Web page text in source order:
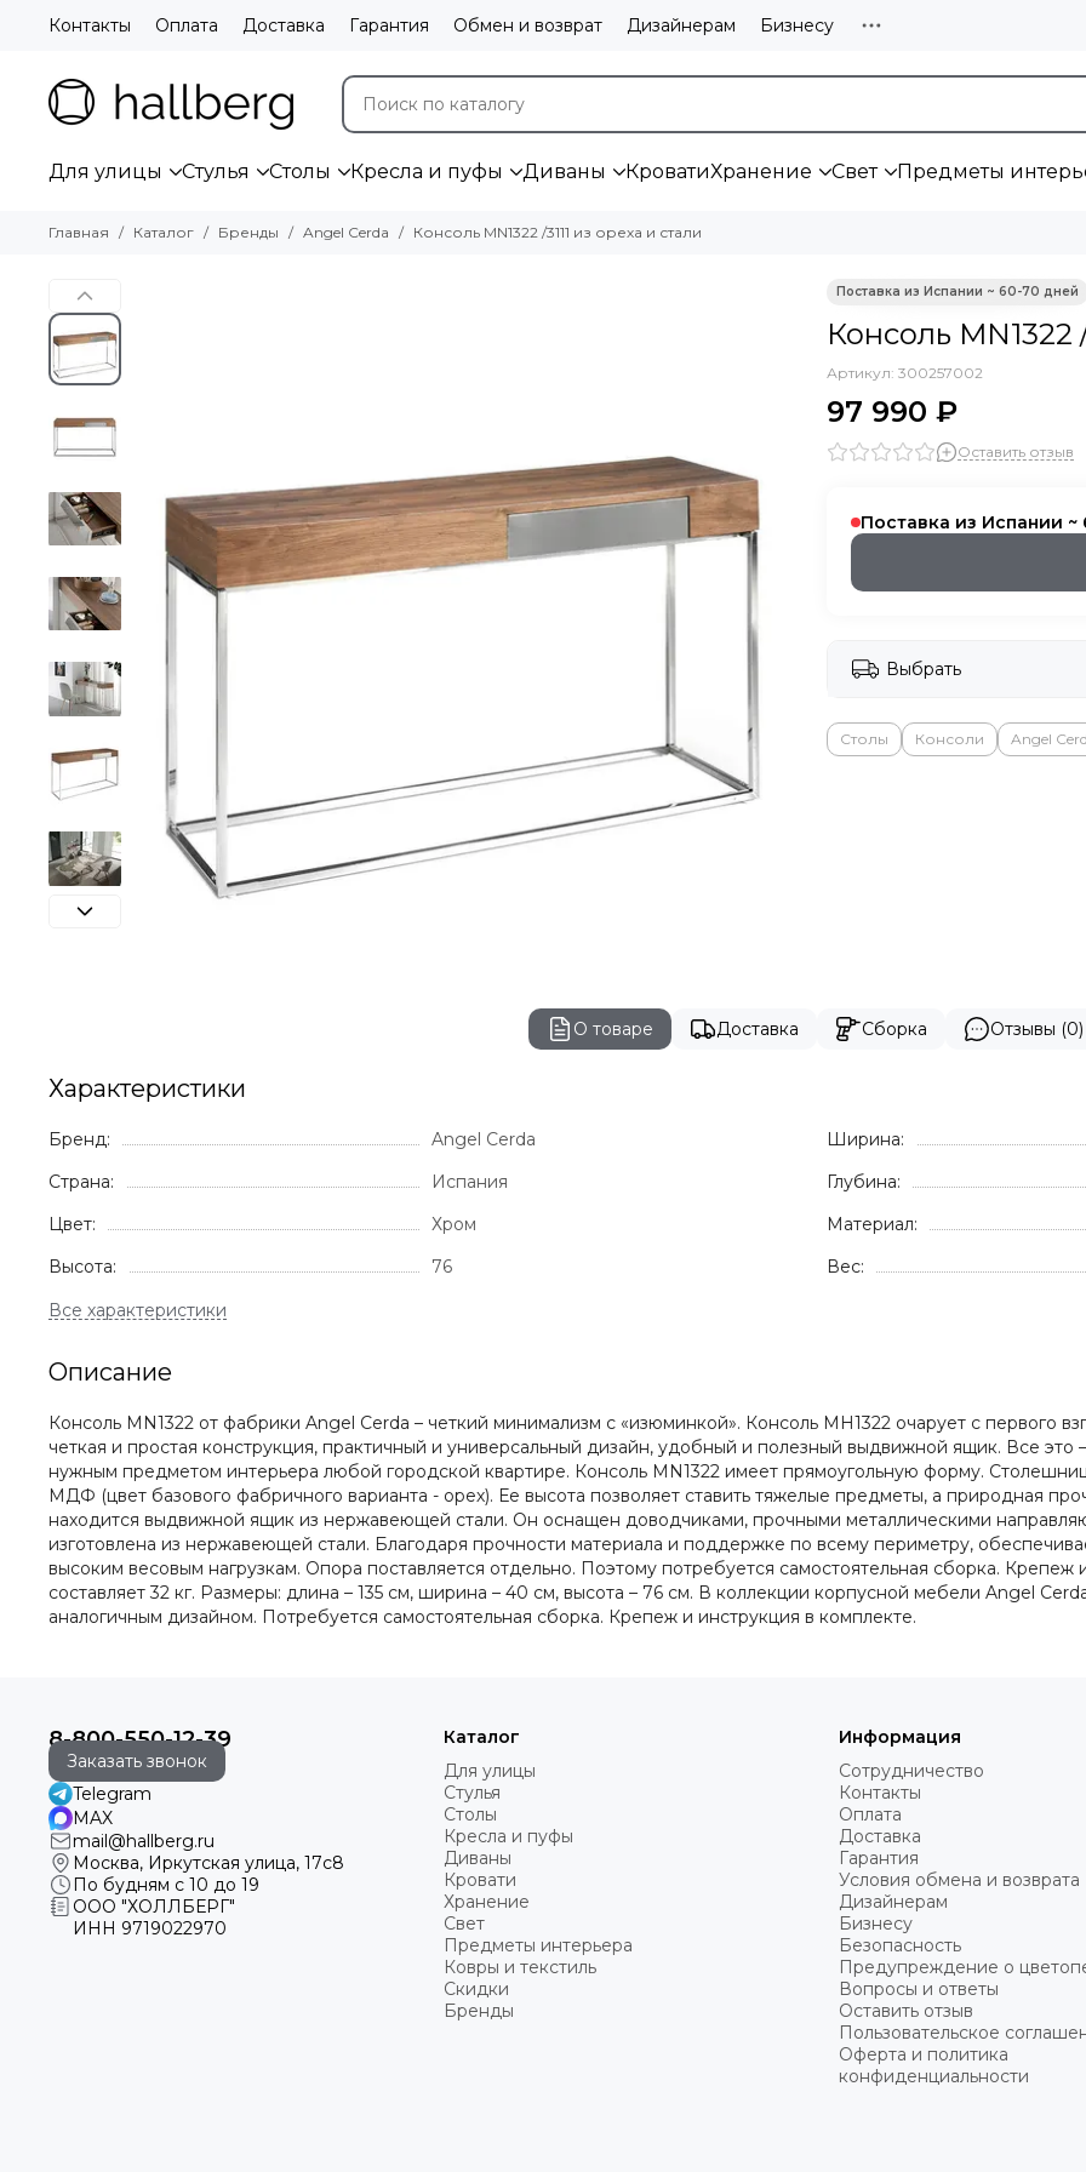
Контакты Оплата Доставка Гарантия Обмен и возврат Дизайнерам Бизнесу
Для улицы Стулья Столы Кресла и пуфы Диваны КроватиХранение Свет Предметы
Главная Каталог Бренды Angel Cerda Консоль MN1322 /3111 из ореха и стали
Консоль MN1322
Артикул: 300257002
97 990 ₽
Оставить отзыв
Поставка из Испании
Выбрать
Столы Консоли Angel
О товаре Доставка Сборка Отзывы (0)
Характеристики
Бренд:
Angel Cerda
Страна:
Испания
Цвет:
Хром
Высота:
76
Ширина:
Глубина:
Материал:
Вес:
Описание
Консоль MN1322 от фабрики Angel Cerda – четкий минимализм с «изюминкой». Консоль MH1322 очарует с первого
четкая и простая конструкция, практичный и универсальный дизайн, удобный и полезный выдвижной ящик. Все
нужным предметом интерьера любой городской квартире. Консоль MN1322 имеет прямоугольную форму.
МДФ (цвет базового фабричного варианта - орех). Ее высота позволяет ставить тяжелые предметы, а природная
находится выдвижной ящик из нержавеющей стали. Он оснащен доводчиками, прочными металлическими
изготовлена из нержавеющей стали. Благодаря прочности материала и поддержке по всему периметру,
высоким весовым нагрузкам. Опора поставляется отдельно. Поэтому потребуется самостоятельная сборка.
составляет 32 кг. Размеры: длина – 135 см, ширина – 40 см, высота – 76 см. В коллекции корпусной мебели Angel
аналогичным дизайном. Потребуется самостоятельная сборка. Крепеж и инструкция в комплекте.
8-800-550-12-39
Заказать звонок
Telegram
MAX
mail@hallberg.ru
Москва, Иркутская улица, 17с8
По будням с 10 до 19
ООО "ХОЛЛБЕРГ"
ИНН 9719022970
Каталог
Для улицы
Стулья
Столы
Кресла и пуфы
Диваны
Кровати
Хранение
Свет
Предметы интерьера
Ковры и текстиль
Скидки
Бренды
Информация
Сотрудничество
Контакты
Оплата
Доставка
Гарантия
Условия обмена и возврата
Дизайнерам
Бизнесу
Безопасность
Предупреждение о
Вопросы и ответы
Оставить отзыв
Пользовательское
Оферта и политика
конфиденциальности